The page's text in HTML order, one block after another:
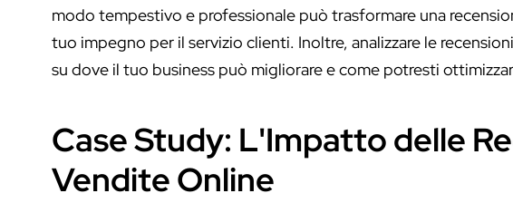
modo tempestivo e professionale può trasformare una
tuo impegno per il servizio clienti. Inoltre, analizzare le
su dove il tuo business può migliorare e come potresti
Case Study: L'Impatto delle
Vendite Online